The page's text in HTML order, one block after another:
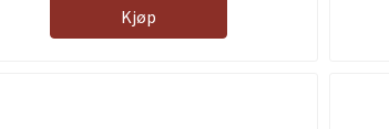
Kjøp